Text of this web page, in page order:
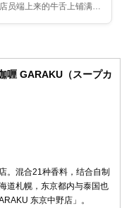
员端上来的牛舌上铺满了
这里为您介绍珍...
喱 GARAKU（スープカ
。混合21种香料，结合自制
道札幌，东京都内与泰国也
东京中野店」。